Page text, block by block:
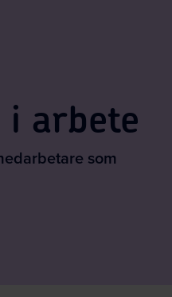
i arbete
som